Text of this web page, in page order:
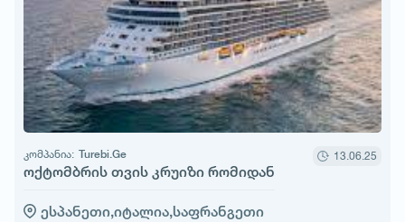
კომპანია: Turebi.Ge
ოქტომბრის თვის კრუიზი რომიდან
13.06.25
ესპანეთი,იტალია,საფრანგეთი